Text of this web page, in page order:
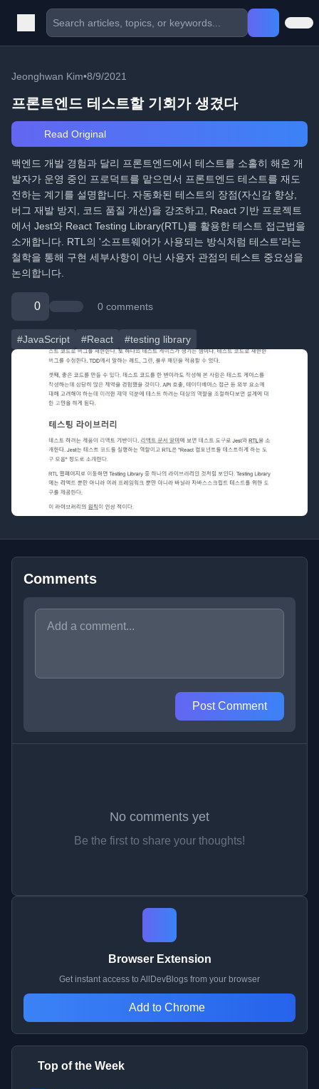
Jeonghwan Kim•8/9/2021
프론트엔드 테스트할 기회가 생겼다
Read Original
백엔드 개발 경험과 달리 프론트엔드에서 테스트를 소홀히 해온 개
발자가 운영 중인 프로덕트를 맡으면서 프론트엔드 테스트를 재도
전하는 계기를 설명합니다. 자동화된 테스트의 장점(자신감 향상,
버그 재발 방지, 코드 품질 개선)을 강조하고, React 기반 프로젝트
에서 Jest와 React Testing Library(RTL)를 활용한 테스트 접근법을
소개합니다. RTL의 '소프트웨어가 사용되는 방식처럼 테스트'라는
철학을 통해 구현 세부사항이 아닌 사용자 관점의 테스트 중요성을
논의합니다.
0 0 comments
#JavaScript #React #testing library
Comments
Post Comment
No comments yet
Be the first to share your thoughts!
Browser Extension
Get instant access to AllDevBlogs from your browser
Add to Chrome
Top of the Week